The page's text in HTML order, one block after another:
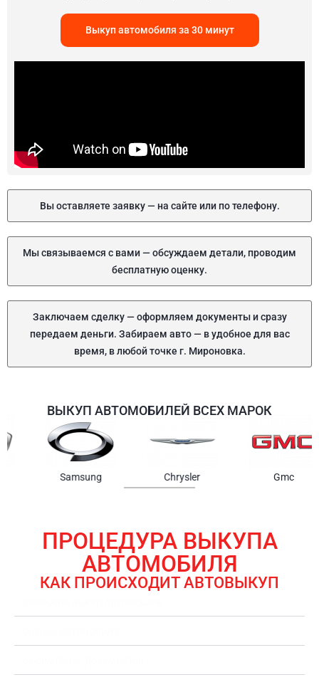
Выкуп автомобиля за 30 минут
Вы оставляете заявку — на сайте или по телефону.
Мы связываемся с вами — обсуждаем детали, проводим
бесплатную оценку.
Заключаем сделку — оформляем документы и сразу
передаем деньги. Забираем авто — в удобное для вас
время, в любой точке г. Мироновка.
ВЫКУП АВТОМОБИЛЕЙ ВСЕХ МАРОК
Samsung Chrysler
ПРОЦЕДУРА ВЫКУПА
АВТОМОБИЛЯ
КАК ПРОИСХОДИТ АВТОВЫКУП